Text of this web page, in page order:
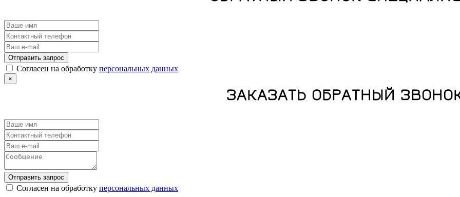
Отправить запрос
Cогласен на обработку персональных данных
×
ЗАКАЗАТЬ ОБРАТНЫЙ
Отправить запрос
Cогласен на обработку персональных данных